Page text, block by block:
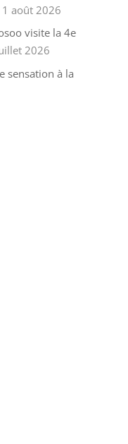
1 août 2026
visite la 4e
2026
sensation à la